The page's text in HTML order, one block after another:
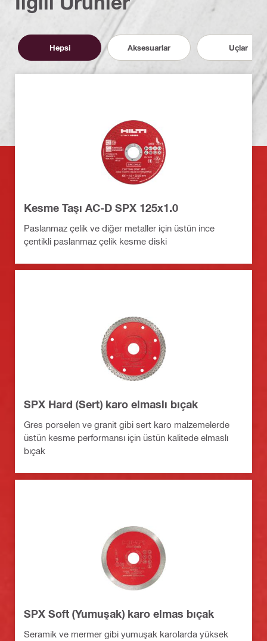
Hepsi Aksesuarlar Uçlar
Kesme Taşı AC-D SPX 125x1.0
Paslanmaz çelik ve diğer metaller için üstün ince
çentikli paslanmaz çelik kesme diski
SPX Hard (Sert) karo elmaslı bıçak
Gres porselen ve granit gibi sert karo malzemelerde
üstün kesme performansı için üstün kalitede elmaslı
bıçak
SPX Soft (Yumuşak) karo elmas bıçak
Seramik ve mermer gibi yumuşak karolarda yüksek